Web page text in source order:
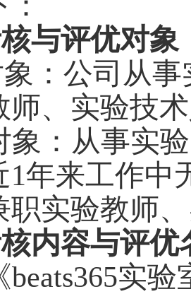
与评优对象
：公司从
师、实验技
： 从事实验
1年来工作中
职实验教师
内容与评优
beats365实